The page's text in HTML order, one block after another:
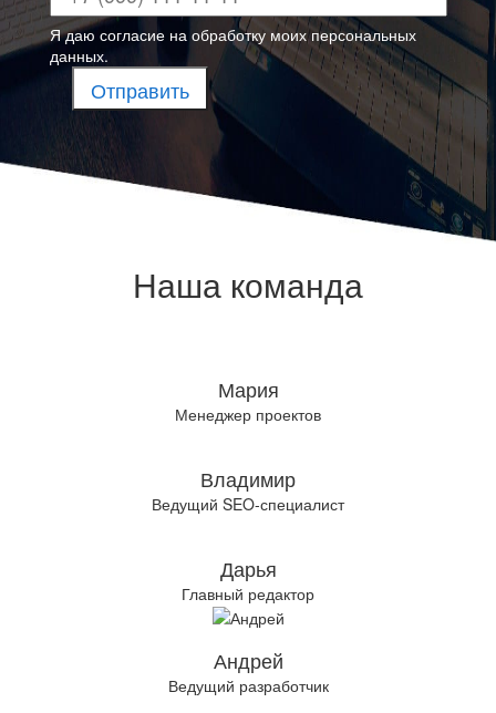
Я даю согласие на обработку моих персональных
данных.
Наша команда
Мария
Менеджер проектов
Владимир
Ведущий SEO-специалист
Дарья
Главный редактор
Андрей
Ведущий разработчик